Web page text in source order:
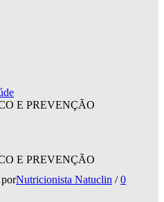
E PREVENÇÃO
E PREVENÇÃO
Nutricionista Natuclin / 0